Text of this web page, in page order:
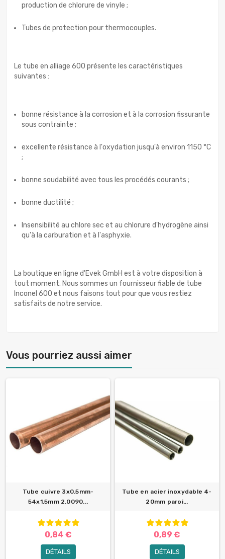
production de chlorure de vinyle ;
Tubes de protection pour thermocouples.
Le tube en alliage 600 présente les caractéristiques
suivantes :
bonne résistance à la corrosion et à la corrosion fissurante
sous contrainte ;
excellente résistance à l'oxydation jusqu'à environ 1150 °C
;
bonne soudabilité avec tous les procédés courants ;
bonne ductilité ;
Insensibilité au chlore sec et au chlorure d'hydrogène ainsi
qu'à la carburation et à l'asphyxie.
La boutique en ligne d'Evek GmbH est à votre disposition à
tout moment. Nous sommes un fournisseur fiable de tube
Inconel 600 et nous faisons tout pour que vous restiez
satisfaits de notre service.
Vous pourriez aussi aimer
Tube cuivre 3x0.5mm-
54x1.5mm 2.0090...
0,84 €
DÉTAILS
Tube en acier inoxydable 4-
20mm paroi...
0,89 €
DÉTAILS